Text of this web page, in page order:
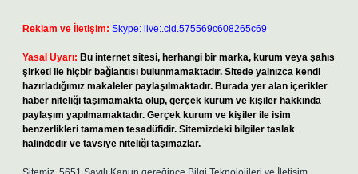
Reklam ve İletişim: Skype: live:.cid.575569c608265c69
Yasal Uyarı: Bu internet sitesi, herhangi bir marka, kurum veya şahıs
şirketi ile hiçbir bağlantısı bulunmamaktadır. Sitede yalnızca kendi
hazırladığımız makaleler paylaşılmaktadır. Burada yer alan içerikler
haber niteliği taşımamakta olup, gerçek kurum ve kişiler hakkında
paylaşım yapılmamaktadır. Gerçek kurum ve kişiler ile isim
benzerlikleri tamamen tesadüfidir. Sitemizdeki bilgiler taslak
halindedir ve tavsiye niteliği taşımazlar.